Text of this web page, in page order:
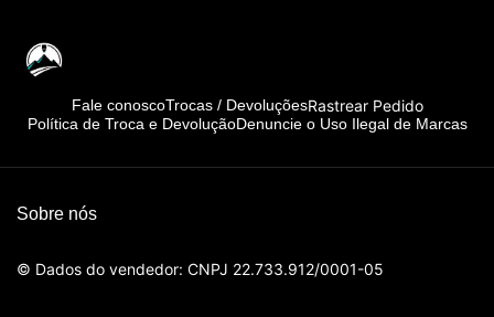
Fale conoscoTrocas / DevoluçõesRastrear Pedido
Política de Troca e DevoluçãoDenuncie o Uso Ilegal de Marcas
Sobre nós
© Dados do vendedor: CNPJ 22.733.912/0001-05